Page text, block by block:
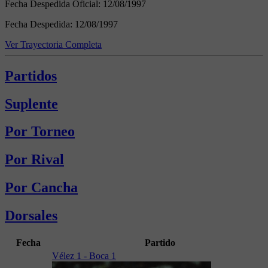
Fecha Despedida Oficial: 12/08/1997
Fecha Despedida: 12/08/1997
Ver Trayectoria Completa
Partidos
Suplente
Por Torneo
Por Rival
Por Cancha
Dorsales
Fecha Partido
Vélez 1 - Boca 1